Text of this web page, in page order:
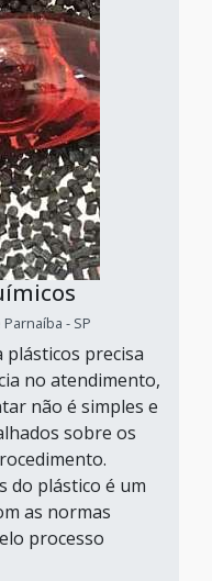
- SP
precisa
no atendimento,
não é simples e
sobre os
do plástico é um
as normas
processo